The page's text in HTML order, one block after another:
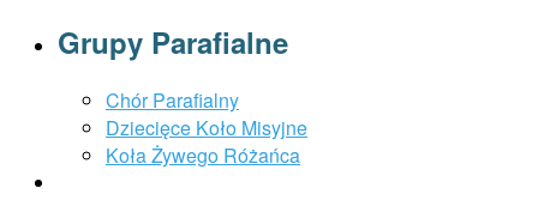
Grupy Parafialne
Chór Parafialny
Dziecięce Koło Misyjne
Koła Żywego Różańca